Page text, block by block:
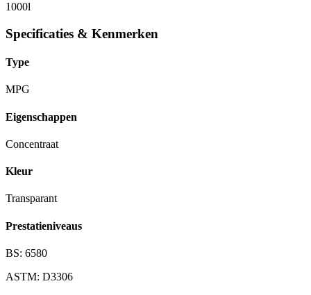
1000l
Specificaties & Kenmerken
Type
MPG
Eigenschappen
Concentraat
Kleur
Transparant
Prestatieniveaus
BS: 6580
ASTM: D3306